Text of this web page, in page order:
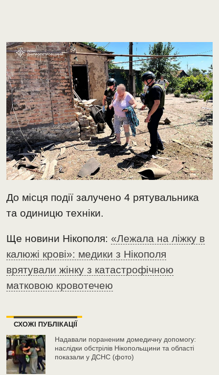
До місця події залучено 4 рятувальника
та одиницю техніки.
Ще новини Нікополя:«Лежала на ліжку в
калюжі крові»: медики з Нікополя
врятували жінку з катастрофічною
матковою кровотечею
СХОЖІ ПУБЛІКАЦІЇ
Надавали пораненим домедичну допомогу:
наслідки обстрілів Нікопольщини та області
показали у ДСНС (фото)